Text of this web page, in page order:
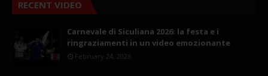
RECENT VIDEO
Carnevale di Siculiana 2026: la festa e i
ringraziamenti in un video emozionante
February 24, 2026